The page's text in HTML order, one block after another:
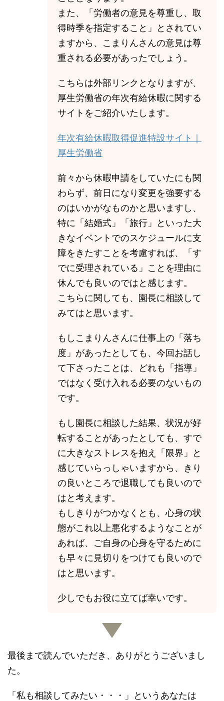
また、「労働者の意見を尊重し、取
得時季を指定すること」とされてい
ますから、こまりんさんの意見は尊
重される必要があったでしょう。
こちらは外部リンクとなりますが、
厚生労働省の年次有給休暇に関する
サイトをご紹介いたします。
年次有給休暇取得促進特設サイト｜
厚生労働省
前々から休暇申請をしていたにも関
わらず、前日になり変更を強要する
のはいかがなものかと思いますし、
特に「結婚式」「旅行」といった大
きなイベントでのスケジュールに支
障をきたすことを考慮すれば、「す
でに受理されている」ことを理由に
休んでも良いのではと感じます。
こちらに関しても、園長に相談して
みてはと思います。
もしこまりんさんに仕事上の「落ち
度」があったとしても、今回お話し
て下さったことは、どれも「指導」
ではなく受け入れる必要のないもの
です。
もし園長に相談した結果、状況が好
転することがあったとしても、すで
に大きなストレスを抱え「限界」と
感じていらっしゃいますから、きり
の良いところで退職しても良いので
はと考えます。
もしきりがつかなくとも、心身の状
態がこれ以上悪化するようなことが
あれば、ご自身の心身を守るために
も早々に見切りをつけても良いので
はと思います。
少しでもお役に立てば幸いです。
最後まで読んでいただき、ありがとうございまし
た。
「私も相談してみたい・・・」というあなたは